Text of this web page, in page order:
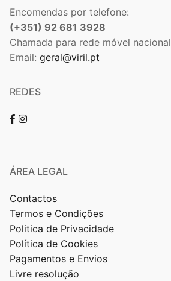
Encomendas por telefone:
(+351) 92 681 3928
Chamada para rede móvel nacional
Email: geral@viril.pt
REDES
ÁREA LEGAL
Contactos
Termos e Condições
Politica de Privacidade
Política de Cookies
Pagamentos e Envios
Livre resolução